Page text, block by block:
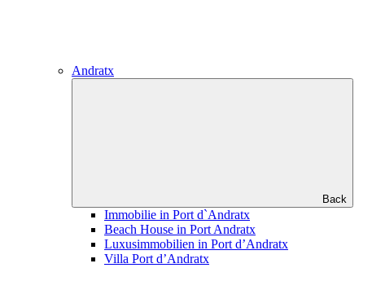
Andratx
Back
Immobilie in Port d`Andratx
Beach House in Port Andratx
Luxus­immobilien in Port d’Andratx
Villa Port d’Andratx